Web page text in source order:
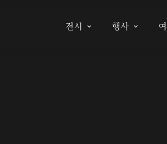
전시  행사 